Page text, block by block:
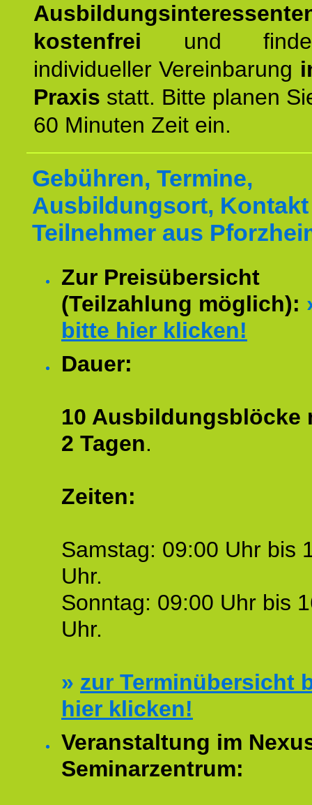
kostenfrei und
individueller Vereinbarung
Praxis statt. Bitte planen
60 Minuten Zeit ein.
Gebühren, Termine,
Ausbildungsort,
Teilnehmer aus
Zur Preisübersicht
(Teilzahlung möglich):
bitte hier klicken!
Dauer:
10 Ausbildungsblöcke
2 Tagen.
Zeiten:
Samstag: 09:00 Uhr bis
Uhr.
Sonntag: 09:00 Uhr bis
Uhr.
» zur Terminübersicht
hier klicken!
Veranstaltung im
Seminarzentrum: